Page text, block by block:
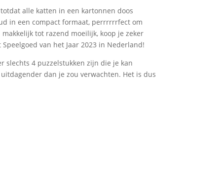
alle katten in een kartonnen doos
in een compact formaat, perrrrrrfect om
tot razend moeilijk, koop je zeker
van het Jaar 2023 in Nederland!
slechts 4 puzzelstukken zijn die je kan
dan je zou verwachten. Het is dus